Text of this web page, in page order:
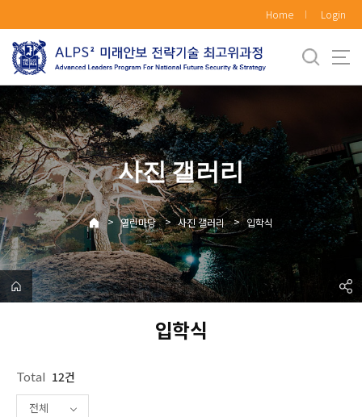
로
메
뉴
Home Login
사진 갤러리
> 열린마당 > 사진 갤러리 > 입학식
입학식
Total 12건
전체